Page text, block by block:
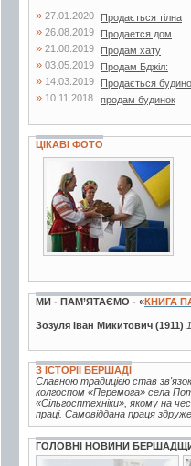
» 27.01.2020 Продається тілна
» 26.08.2019 Продается дом
» 21.08.2019 Продам хату
» 03.05.2019 Продам Бджiл:
» 14.03.2019 Продається
» 10.11.2018 продам будинок
ЦІКАВІ ФОТО
4 фото
МИ - ПАМ’ЯТАЄМО - «КНИГА
Зозуля Іван Микитович (1911)
З ІСТОРІЇ БЕРШАДІ
Славною традицією став
колгоспом «Перемога» села
«Сільгосптехніки», якому на
праці. Самовіддана праця
ГОЛОВНІ НОВИНИ